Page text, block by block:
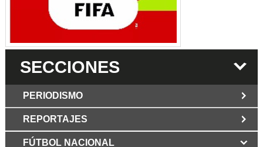
SECCIONES
PERIODISMO
Los Periodist@s
El silencio del poder. Hay otro mártir de la
REPORTAJES
FÚTBOL NACIONAL